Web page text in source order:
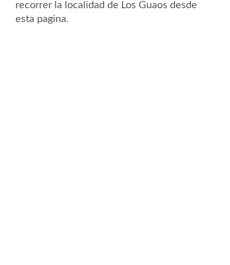
recorrer la localidad de Los Guaos desde
esta pagina.